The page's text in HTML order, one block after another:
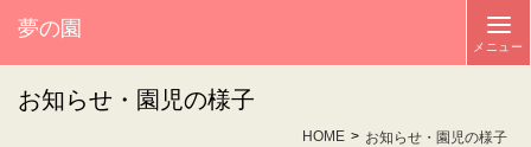
夢の園
お知らせ・園児の様子
HOME お知らせ・園児の様子